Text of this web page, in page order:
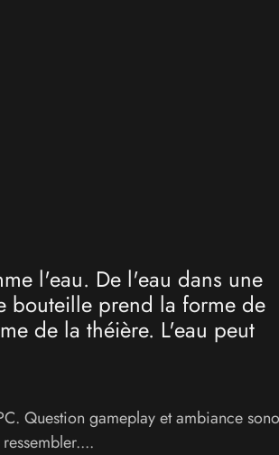
l'eau. De l'eau dans une
bouteille prend la forme de
de la théière. L'eau peut
Question gameplay et ambiance